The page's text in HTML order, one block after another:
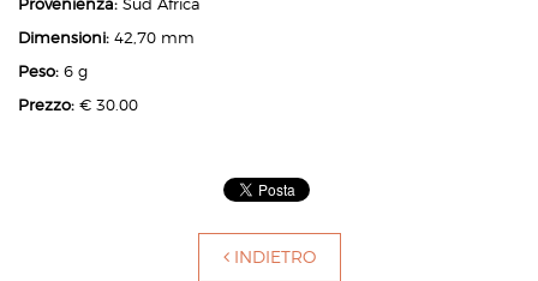
Provenienza: Sud Africa
Dimensioni: 42,70 mm
Peso: 6 g
Prezzo: € 30.00
INDIETRO